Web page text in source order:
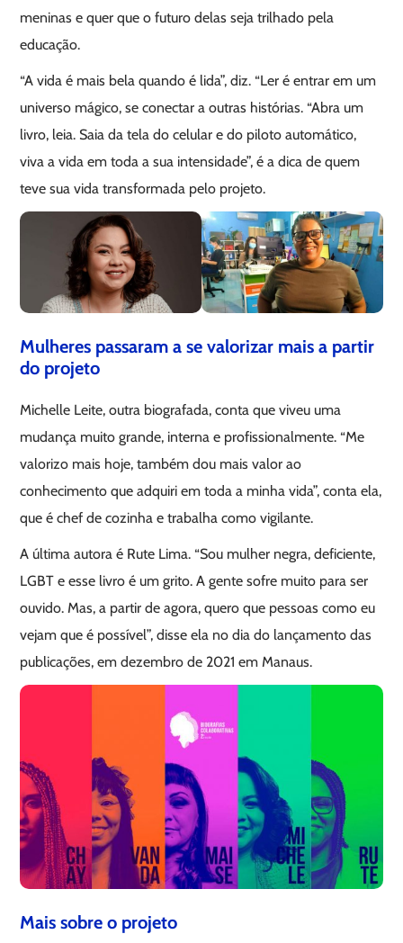
meninas e quer que o futuro delas seja trilhado pela
educação.
“A vida é mais bela quando é lida”, diz. “Ler é entrar em um
universo mágico, se conectar a outras histórias. “Abra um
livro, leia. Saia da tela do celular e do piloto automático,
viva a vida em toda a sua intensidade”, é a dica de quem
teve sua vida transformada pelo projeto.
Mulheres passaram a se valorizar mais a partir
do projeto
Michelle Leite, outra biografada, conta que viveu uma
mudança muito grande, interna e profissionalmente. “Me
valorizo mais hoje, também dou mais valor ao
conhecimento que adquiri em toda a minha vida”, conta ela,
que é chef de cozinha e trabalha como vigilante.
A última autora é Rute Lima. “Sou mulher negra, deficiente,
LGBT e esse livro é um grito. A gente sofre muito para ser
ouvido. Mas, a partir de agora, quero que pessoas como eu
vejam que é possível”, disse ela no dia do lançamento das
publicações, em dezembro de 2021 em Manaus.
Mais sobre o projeto